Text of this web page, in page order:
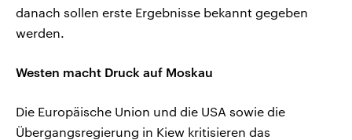
danach sollen erste Ergebnisse bekannt gegeben
werden.
Westen macht Druck auf Moskau
Die Europäische Union und die USA sowie die
Übergangsregierung in Kiew kritisieren das